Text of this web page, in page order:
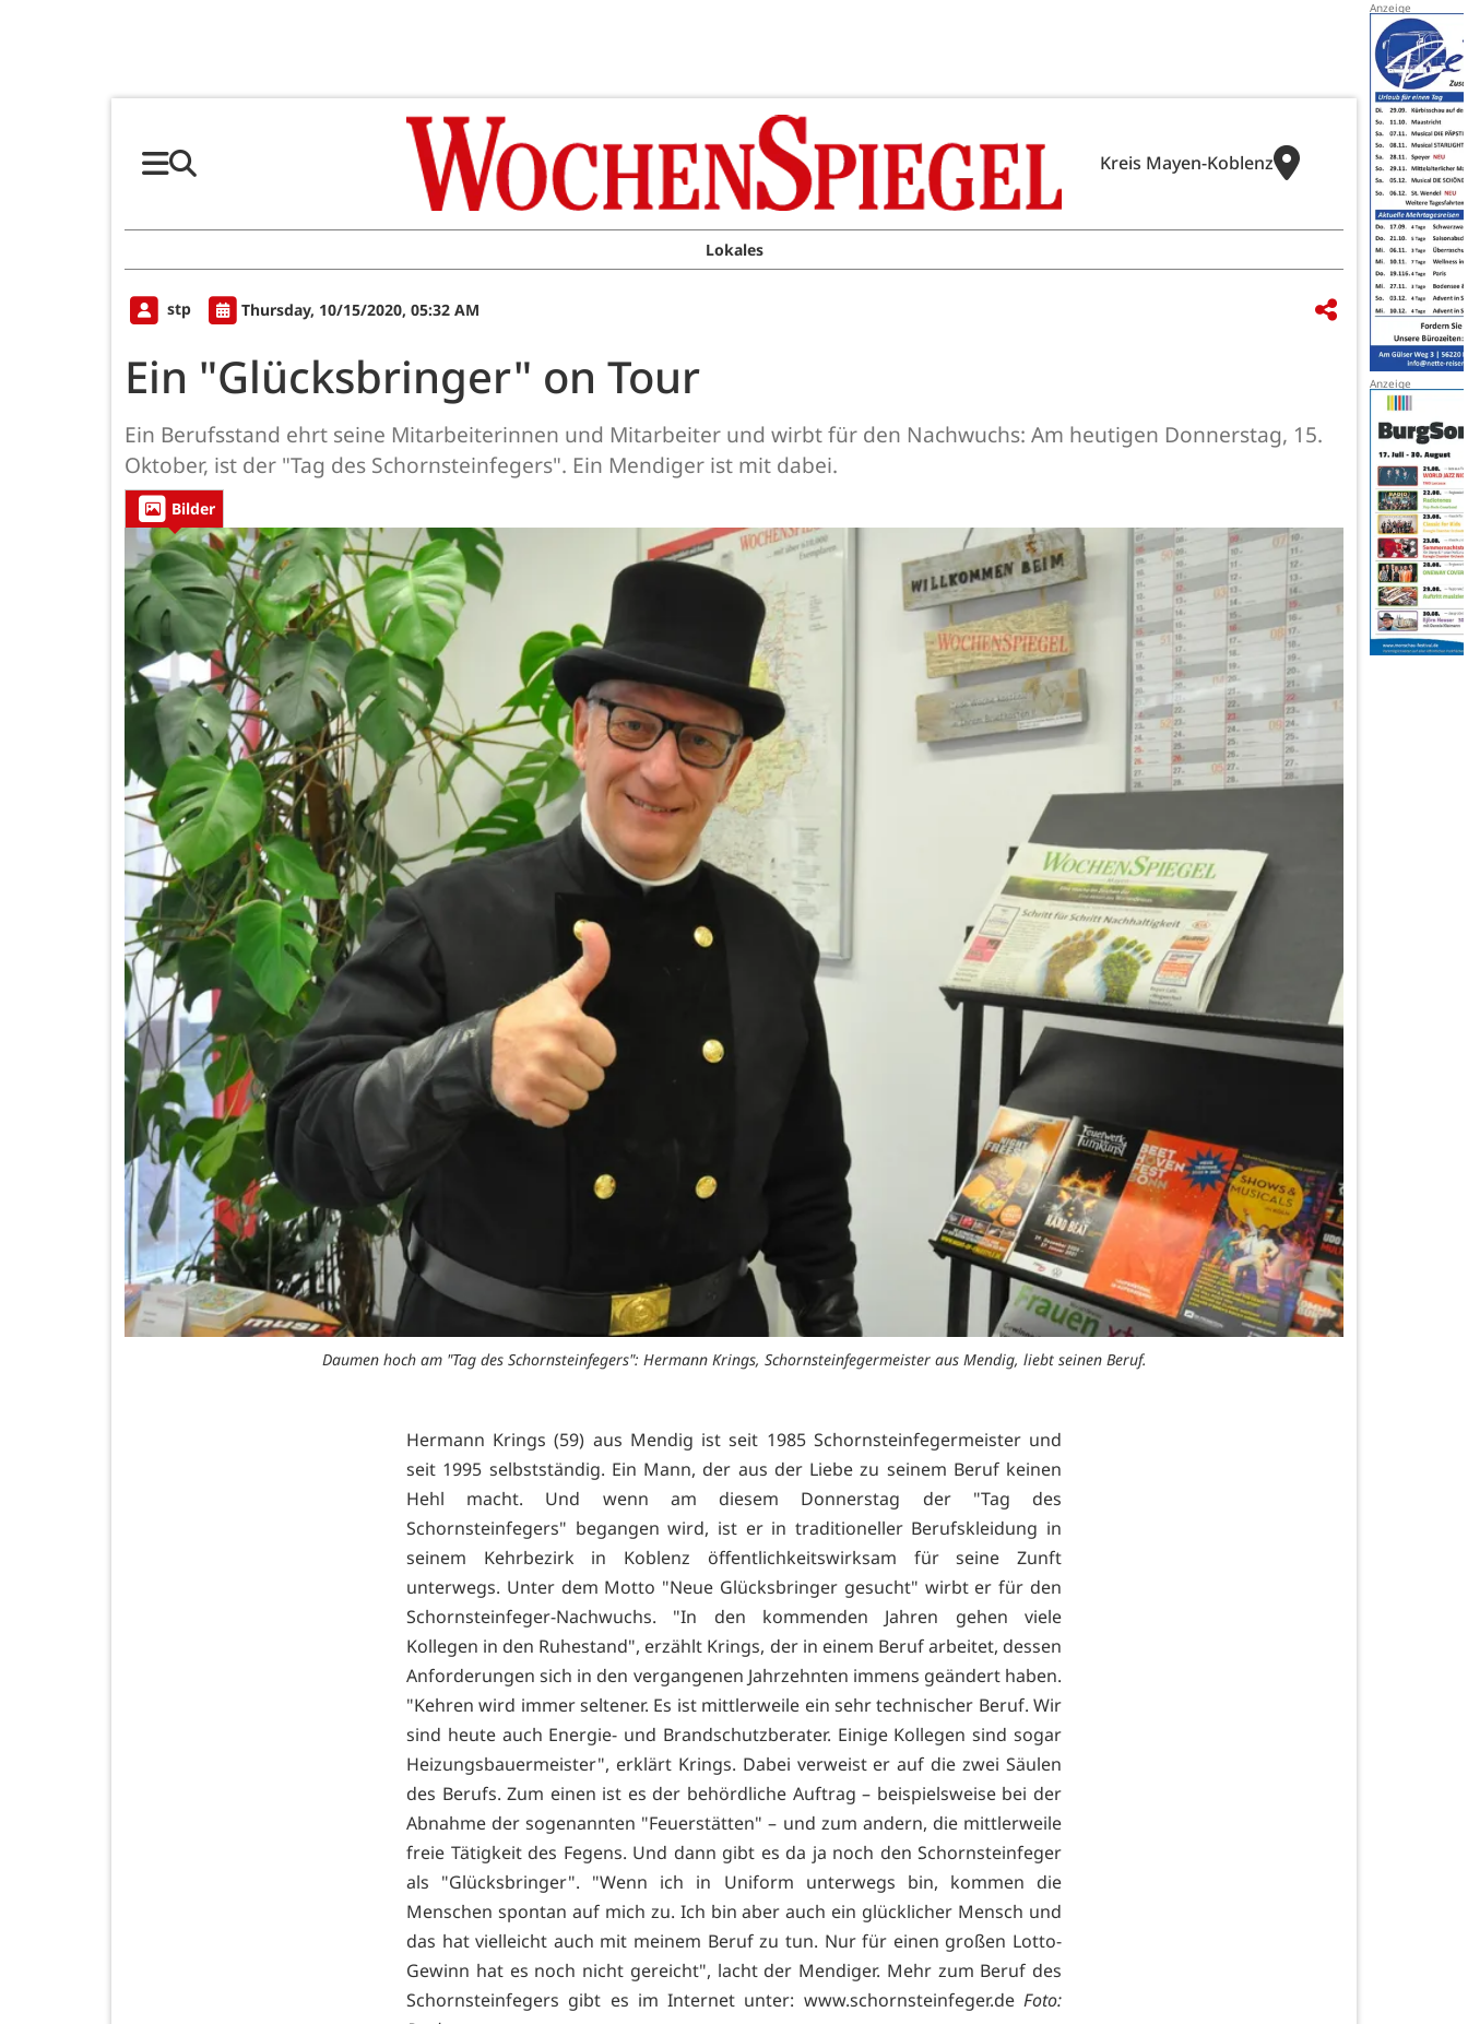
Kreis Mayen-Koblenz
Lokales
stp Thursday, 10/15/2020, 05:32 AM
Ein "Glücksbringer" on Tour
Ein Berufsstand ehrt seine Mitarbeiterinnen und Mitarbeiter und wirbt für den Nachwuchs: Am heutigen Donnerstag, 15.
Oktober, ist der "Tag des Schornsteinfegers". Ein Mendiger ist mit dabei.
Bilder
Daumen hoch am "Tag des Schornsteinfegers": Hermann Krings, Schornsteinfegermeister aus Mendig, liebt seinen Beruf.
Hermann Krings (59) aus Mendig ist seit 1985 Schornsteinfegermeister und
seit 1995 selbstständig. Ein Mann, der aus der Liebe zu seinem Beruf keinen
Hehl macht. Und wenn am diesem Donnerstag der "Tag des
Schornsteinfegers" begangen wird, ist er in traditioneller Berufskleidung in
seinem Kehrbezirk in Koblenz öffentlichkeitswirksam für seine Zunft
unterwegs. Unter dem Motto "Neue Glücksbringer gesucht" wirbt er für den
Schornsteinfeger-Nachwuchs. "In den kommenden Jahren gehen viele
Kollegen in den Ruhestand", erzählt Krings, der in einem Beruf arbeitet, dessen
Anforderungen sich in den vergangenen Jahrzehnten immens geändert haben.
"Kehren wird immer seltener. Es ist mittlerweile ein sehr technischer Beruf. Wir
sind heute auch Energie- und Brandschutzberater. Einige Kollegen sind sogar
Heizungsbauermeister", erklärt Krings. Dabei verweist er auf die zwei Säulen
des Berufs. Zum einen ist es der behördliche Auftrag – beispielsweise bei der
Abnahme der sogenannten "Feuerstätten" – und zum andern, die mittlerweile
freie Tätigkeit des Fegens. Und dann gibt es da ja noch den Schornsteinfeger
als "Glücksbringer". "Wenn ich in Uniform unterwegs bin, kommen die
Menschen spontan auf mich zu. Ich bin aber auch ein glücklicher Mensch und
das hat vielleicht auch mit meinem Beruf zu tun. Nur für einen großen Lotto-
Gewinn hat es noch nicht gereicht", lacht der Mendiger. Mehr zum Beruf des
Schornsteinfegers gibt es im Internet unter: www.schornsteinfeger.deFoto: